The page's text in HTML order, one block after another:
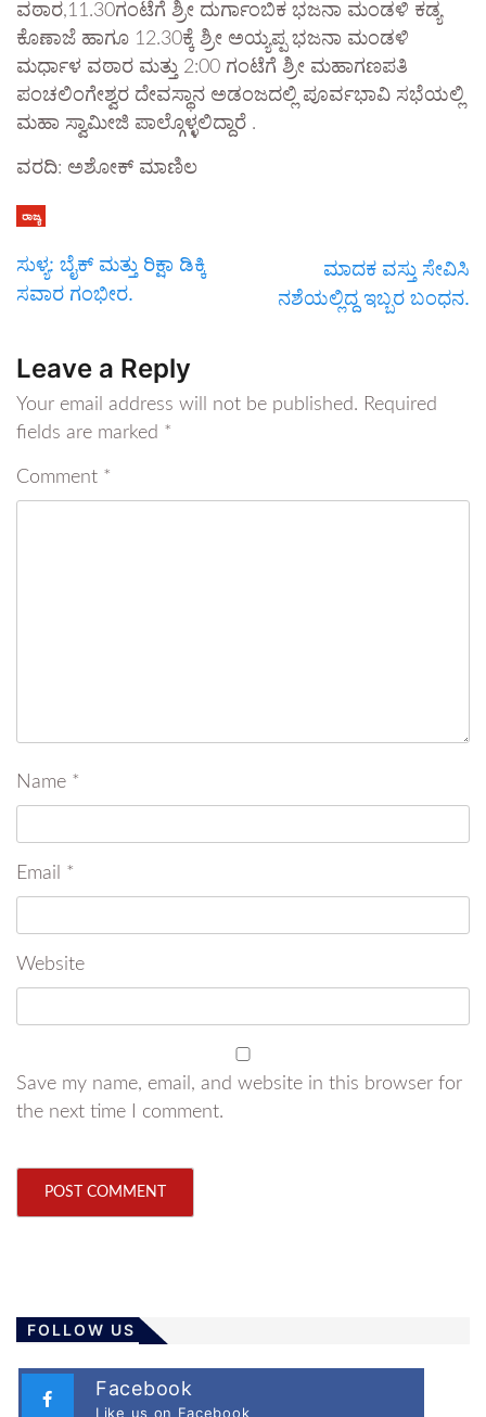
ವಠಾರ,11.30ಗಂಟೆಗೆ ಶ್ರೀ ದುರ್ಗಾಂಬಿಕ ಭಜನಾ ಮಂಡಳಿ ಕಡ್ಯ
ಕೊಣಾಜೆ ಹಾಗೂ 12.30ಕ್ಕೆ ಶ್ರೀ ಅಯ್ಯಪ್ಪ ಭಜನಾ ಮಂಡಳಿ
ಮರ್ಧಾಳ ವಠಾರ ಮತ್ತು 2:00 ಗಂಟೆಗೆ ಶ್ರೀ ಮಹಾಗಣಪತಿ
ಪಂಚಲಿಂಗೇಶ್ವರ ದೇವಸ್ಥಾನ ಅಡಂಜದಲ್ಲಿ ಪೂರ್ವಭಾವಿ ಸಭೆಯಲ್ಲಿ
ಮಹಾ ಸ್ವಾಮೀಜಿ ಪಾಲ್ಗೊಳ್ಳಲಿದ್ದಾರೆ .
ವರದಿ: ಅಶೋಕ್ ಮಾಣಿಲ
ರಾಜ್ಯ
ಸುಳ್ಯ: ಬೈಕ್ ಮತ್ತು ರಿಕ್ಷಾ ಡಿಕ್ಕಿ
ಸವಾರ ಗಂಭೀರ.
ಮಾದಕ ವಸ್ತು ಸೇವಿಸಿ
ನಶೆಯಲ್ಲಿದ್ದ ಇಬ್ಬರ ಬಂಧನ.
Leave a Reply
Your email address will not be published. Required
fields are marked *
Comment *
Name *
Email *
Website
Save my name, email, and website in this browser for
the next time I comment.
FOLLOW US
Facebook
Like us on Facebook